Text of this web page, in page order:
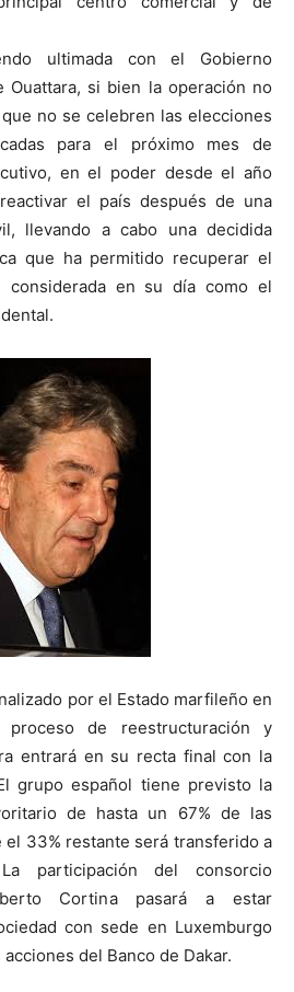
ultimada con el Gobierno
Ouattara, si bien la operación no
no se celebren las elecciones
para el próximo mes de
en el poder desde el año
el país después de una
llevando a cabo una decidida
que ha permitido recuperar el
considerada en su día como el
por el Estado marfileño en
de reestructuración y
entrará en su recta final con la
grupo español tiene previsto la
de hasta un 67% de las
el 33% restante será transferido a
participación del consorcio
Cortina pasará a estar
con sede en Luxemburgo
del Banco de Dakar.